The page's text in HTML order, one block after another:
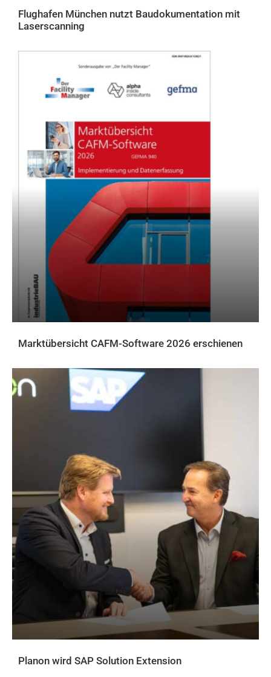
Flughafen München nutzt Baudokumentation mit
Laserscanning
Marktübersicht CAFM-Software 2026 erschienen
Planon wird SAP Solution Extension